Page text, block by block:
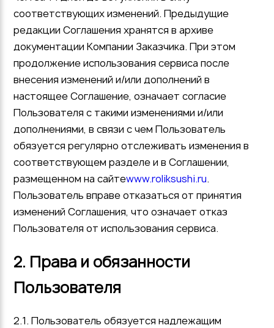
соответствующих изменений. Предыдущие
редакции Соглашения хранятся в архиве
документации Компании Заказчика. При этом
продолжение использования сервиса после
внесения изменений и/или дополнений в
настоящее Соглашение, означает согласие
Пользователя с такими изменениями и/или
дополнениями, в связи с чем Пользователь
обязуется регулярно отслеживать изменения в
соответствующем разделе и в Соглашении,
размещенном на сайтеwww.roliksushi.ru.
Пользователь вправе отказаться от принятия
изменений Соглашения, что означает отказ
Пользователя от использования сервиса.
2. Права и обязанности
Пользователя
2.1. Пользователь обязуется надлежащим